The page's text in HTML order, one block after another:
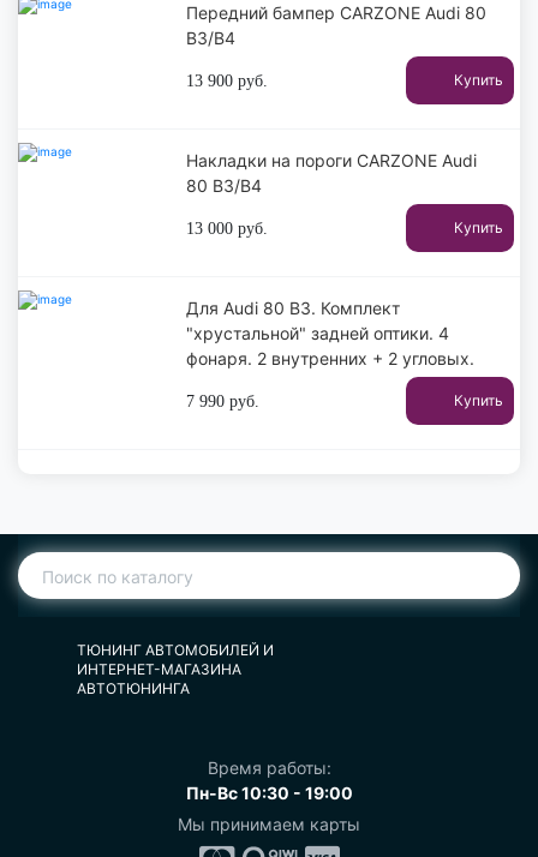
Передний бампер CARZONE Audi 80
B3/B4
13 900 руб. Купить
Накладки на пороги CARZONE Audi
80 B3/B4
13 000 руб. Купить
Для Audi 80 B3. Комплект
"хрустальной" задней оптики. 4
фонаря. 2 внутренних + 2 угловых.
7 990 руб. Купить
ТЮНИНГ АВТОМОБИЛЕЙ И
ИНТЕРНЕТ-МАГАЗИНА
АВТОТЮНИНГА
Время работы:
Пн-Вс 10:30 - 19:00
Мы принимаем карты